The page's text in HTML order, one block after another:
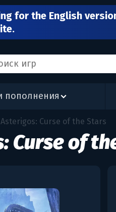
for the English
пополнения
Asterigos: Curse of the Stars
Curse of